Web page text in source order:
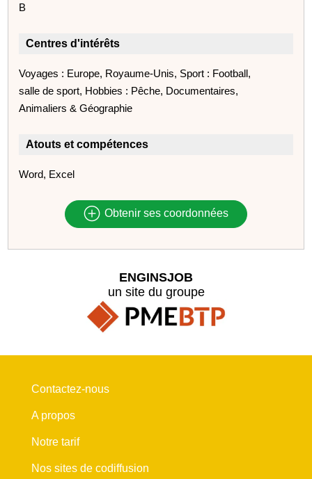
B
Centres d'intérêts
Voyages : Europe, Royaume-Unis, Sport : Football,
salle de sport, Hobbies : Pêche, Documentaires,
Animaliers & Géographie
Atouts et compétences
Word, Excel
Obtenir ses coordonnées
ENGINSJOB
un site du groupe
Contactez-nous
A propos
Notre tarif
Nos sites de codiffusion